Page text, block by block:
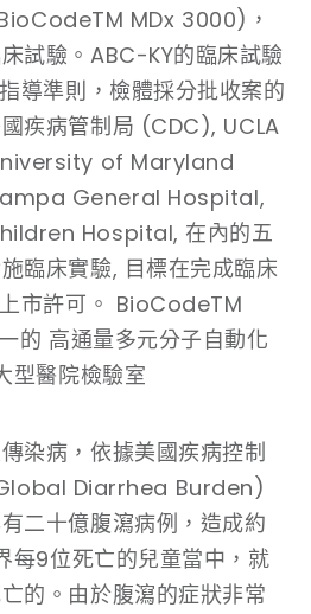
MDx 3000)，
試驗。ABC-KY的臨床試驗
導準則，檢體採分批收案的
疾病管制局 (CDC), UCLA
of Maryland
General Hospital,
Hospital, 在內的五
臨床實驗, 目標在完成臨床
市許可。 BioCodeTM
的 高通量多元分子自動化
型醫院檢驗室
染病，依據美國疾病控制
Diarrhea Burden)
二十億腹瀉病例，造成約
每9位死亡的兒童當中，就
的。由於腹瀉的症狀非常